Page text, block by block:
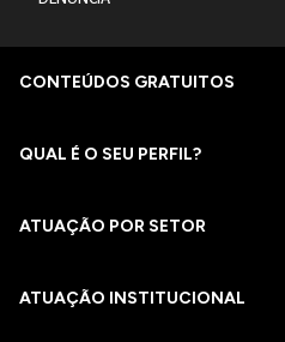
CONTEÚDOS GRATUITOS
QUAL É O SEU PERFIL?
ATUAÇÃO POR SETOR
ATUAÇÃO INSTITUCIONAL